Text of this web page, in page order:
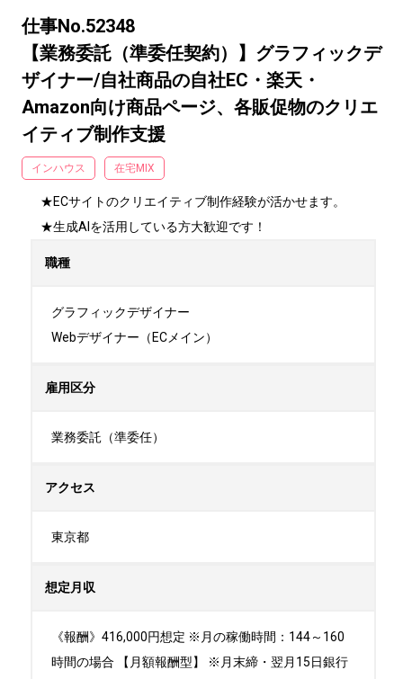
仕事No.52348
【業務委託（準委任契約）】グラフィックデ
ザイナー/自社商品の自社EC・楽天・
Amazon向け商品ページ、各販促物のクリエ
イティブ制作支援
インハウス 在宅MIX
★ECサイトのクリエイティブ制作経験が活かせます。
★生成AIを活用している方大歓迎です！
職種
グラフィックデザイナー
Webデザイナー（ECメイン）
雇用区分
業務委託（準委任）
アクセス
東京都
想定月収
《報酬》416,000円想定 ※月の稼働時間：144～160
時間の場合 【月額報酬型】 ※月末締・翌月15日銀行